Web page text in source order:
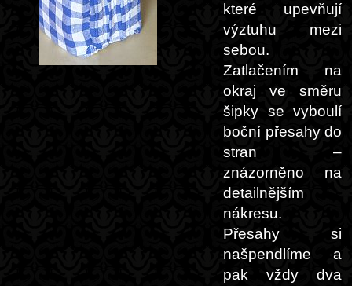
které upevňují
výztuhu mezi
sebou.
Zatlačením na
okraj ve směru
šipky se vyboulí
boční přesahy do
stran –
znázorněno na
detailnějším
nákresu.
Přesahy si
našpendlíme a
pak vždy dva